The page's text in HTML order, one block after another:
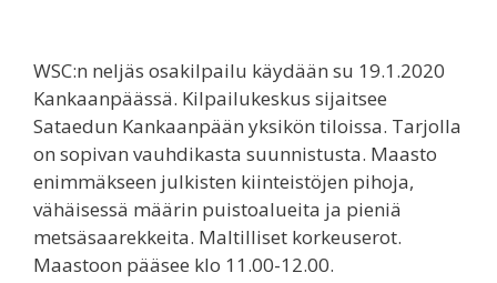
WSC:n neljäs osakilpailu käydään su 19.1.2020
Kankaanpäässä. Kilpailukeskus sijaitsee
Sataedun Kankaanpään yksikön tiloissa. Tarjolla
on sopivan vauhdikasta suunnistusta. Maasto
enimmäkseen julkisten kiinteistöjen pihoja,
vähäisessä määrin puistoalueita ja pieniä
metsäsaarekkeita. Maltilliset korkeuserot.
Maastoon pääsee klo 11.00-12.00.